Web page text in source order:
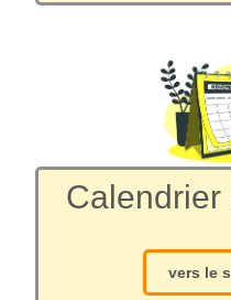
Calendrier
vers le